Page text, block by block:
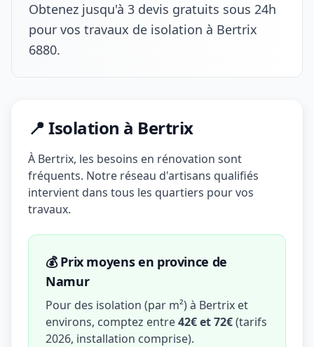
Obtenez jusqu'à 3 devis gratuits sous 24h
pour vos travaux de isolation à Bertrix
6880.
📍 Isolation à Bertrix
À Bertrix, les besoins en rénovation sont
fréquents. Notre réseau d'artisans qualifiés
intervient dans tous les quartiers pour vos
travaux.
💰 Prix moyens en province de
Namur
Pour des isolation (par m²) à Bertrix et
environs, comptez entre42€ et 72€(tarifs
2026, installation comprise).